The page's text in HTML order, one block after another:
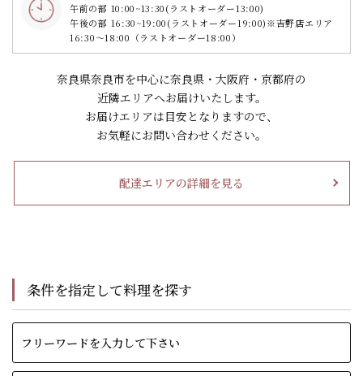
午前の部 10:00~13:30(ラストオーダー13:00)
午後の部 16:30~19:00(ラストオーダー19:00)※吉野店エリア
16:30～18:00（ラストオーダー18:00）
奈良県奈良市を中心に奈良県・大阪府・京都府の
近隣エリアへお届けいたします。
お届けエリアは目安となりますので、
お気軽にお問い合わせください。
配達エリアの詳細を見る
条件を指定して料理を探す